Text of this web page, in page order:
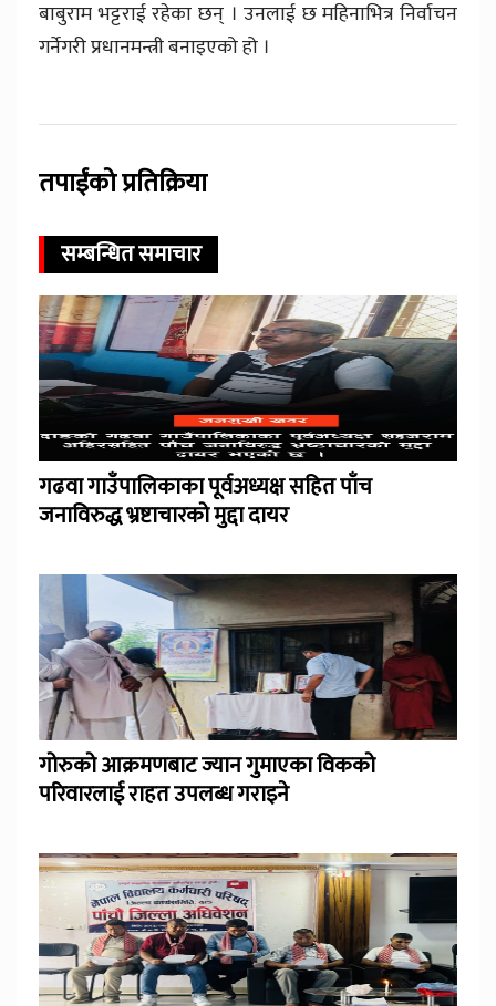
बाबुराम भट्टराई रहेका छन् । उनलाई छ महिनाभित्र निर्वाचन
गर्नेगरी प्रधानमन्त्री बनाइएको हो ।
तपाईंको प्रतिक्रिया
सम्बन्धित समाचार
गढवा गाउँपालिकाका पूर्वअध्यक्ष सहित पाँच
जनाविरुद्ध भ्रष्टाचारको मुद्दा दायर
गोरुको आक्रमणबाट ज्यान गुमाएका विकको
परिवारलाई राहत उपलब्ध गराइने